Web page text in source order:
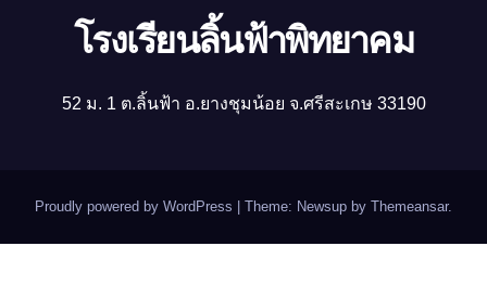
โรงเรียนลิ้นฟ้าพิทยาคม
52 ม. 1 ต.ลิ้นฟ้า อ.ยางชุมน้อย จ.ศรีสะเกษ 33190
Proudly powered by WordPress Theme: Newsup by Themeansar.